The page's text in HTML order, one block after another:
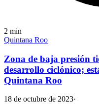
2 min
Quintana Roo
Zona de baja presión
desarrollo ciclónico;
Quintana Roo
18 de octubre de 2023·